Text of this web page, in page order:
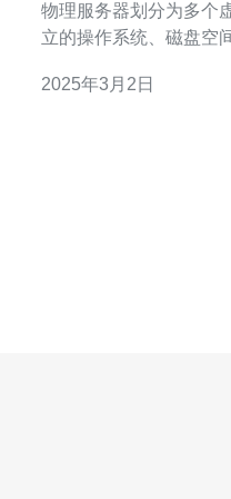
物理服务器划分为多个
立的操作系统、磁盘空
进的基础设施和高速网
2025年3月2日